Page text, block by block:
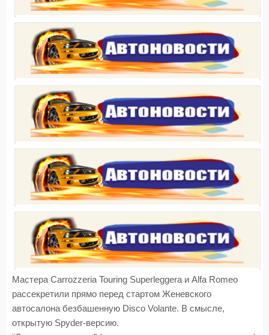
Мастера Carrozzeria Touring Superleggera и Alfa Romeo
рассекретили прямо перед стартом Женевского
автосалона безбашенную Disco Volante. В смысле,
открытую Spyder-версию.